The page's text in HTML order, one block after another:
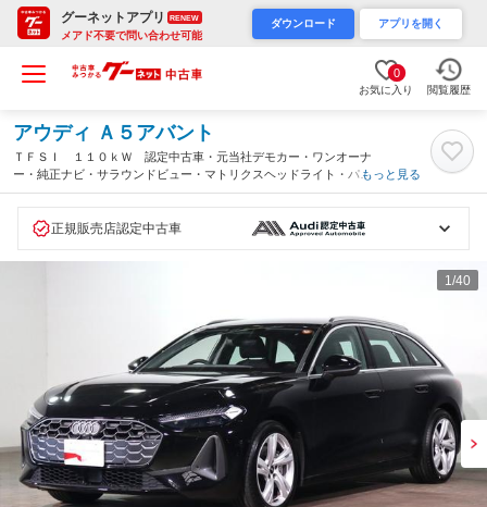
グーネットアプリ RENEW
メアド不要で問い合わせ可能
ダウンロード アプリを開く
0
お気に入り 閲覧履歴
アウディ Ａ５アバント
ＴＦＳＩ １１０ｋＷ 認定中古車・元当社デモカー・ワンオーナ
ー・純正ナビ・サラウンドビュー・マトリクスヘッドライト・パワ
ーシート・シートヒーター・パワーテールゲート・アンビエントラ
もっと見る
正規販売店認定中古車
1 /40